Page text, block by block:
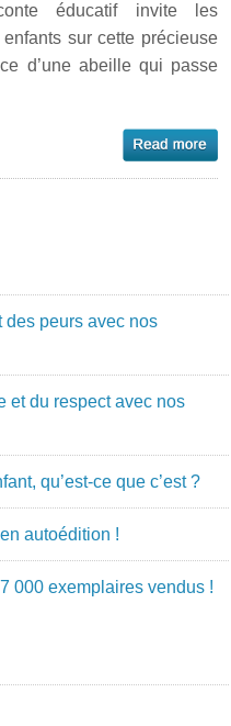
éducatif invite les
sur cette précieuse
d’une abeille qui passe
des peurs avec nos
et du respect avec nos
qu’est-ce que c’est ?
autoédition !
000 exemplaires vendus !